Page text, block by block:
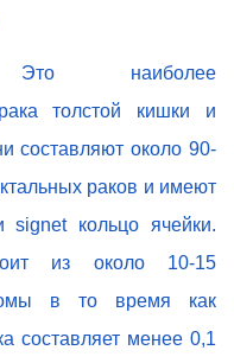
наиболее
толстой кишки и
составляют около 90-
раков и имеют
signet кольцо ячейки.
из около 10-15
в то время как
составляет менее 0,1